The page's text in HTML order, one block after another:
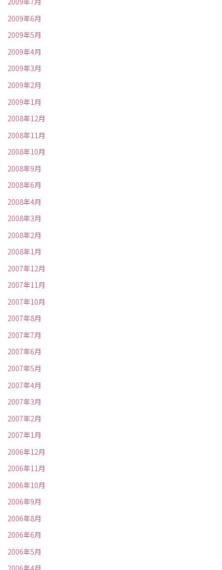
2009年6月
2009年5月
2009年4月
2009年3月
2009年2月
2009年1月
2008年12月
2008年11月
2008年10月
2008年9月
2008年6月
2008年4月
2008年3月
2008年2月
2008年1月
2007年12月
2007年11月
2007年10月
2007年8月
2007年7月
2007年6月
2007年5月
2007年4月
2007年3月
2007年2月
2007年1月
2006年12月
2006年11月
2006年10月
2006年9月
2006年8月
2006年6月
2006年5月